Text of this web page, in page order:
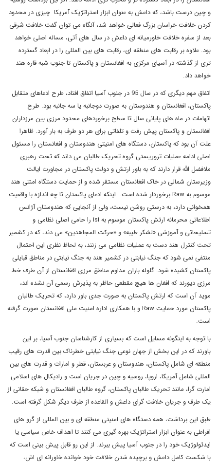
و چین درست باشد، که داعش به عنوان ابزار استراتژیک آمریکا چیزی در محدود
کردن خلافت خراسان بزرگ فعالی خواهد شد، آنگاه می توان گفت خلافت شرقی
بعد از سفره خلافت خاورمیانه ای داعش در سال های آتی، مساله اصلی خواهد
بود. علاوه بر رقابت های منطقه ای، رقابت های بین المللی را در ابعاد گسترده
تری از گذشته در آسیای مرکزی به افغانستان و پاکستان تا جنوب شبه قاره هند
خواهد داد.
اتفاق مهم دیگری که در سال 95 در جنوب آسیا اتفاق افتاد، طرح ادعاهای متقابل
پاکستان، افغانستان و هندوستان به صورت دوجانبه یا سه جانبه بود. طرح
اتهامات در ماه های پایانی سال تا سطح برخوردهای محدود مرزی بین مرزداران
افغانستان و پاکستان پیش رفت و تلفاتی برای هر دو طرف به بار آورد. ظاهرا
علت آن بود که پاکستان، دستگاه های امنیتی هندوستان و افغانستان را مسئول
اصلی ادامه عملیات تروریستی گروه تحریک طالبان می داند که تحت رهبری
ملافضل الله قرار دارند که به باور ارتش و دولت پاکستان در مجاورت ایالت
وزیرستان شمالی در خاک افغانستان مستقر شده و از حمایت دستگاه امنتی هند
موسوم بهRawبرخوردار شده است. اینکه ادعای پاکستان تا چه اندازه با واقعیت
همخوانی دارد، به درستی روشن نیست، ولی از آنجایی که هندوستان آژانس
اطلاعاتی محرمانه ارتش پاکستان موسوم بهisi را حامی اصلی نظامی و
تسلیحاتی و آموزشی «لشکر طیبه» و «حرکت المجاهدین» می دند، که در کشمیر
تحت کنترل هند دست به عملیات نظامی می زنند، به لحاظ نظری این احتمال
منتفی نمی شود که جنگ نیابتی در کشمیر هند به جنگ نیابتی در مناطق قبایلی
پاکستان کشیده شود. گلوله باران مداوم مناطق مرزی افغانستان از آن طرف خط
مرزی دیورند که افغان ها هیچ مقطعی حاظر به پذیرش رسمی آن نشده اند،
موید آن است که ارتش پاکستان به صورت جدی باور دارد، که تحریک طالبان
پاکستان مورد حمایتRawو با همکاری اداره امنیت ملی افغانستان صورت گرفته
است.
با توجه به اینگونه مسایل است که بسیاری از کارشناسان جنوب آسیا، بر این
باورند که در این بخش از جهان نوعی جنگ نیابتی خطرناک بین قدرت های رقیب
منطقه ای شامل پاکستان، هندوستان و عربستان، قطر و امارات و قدرت های بین
المللی شامل آمریکا، اروپا، روسیه و چین در جریان است و رادیکال های اسلامی
امارت گرا، مانند تحریک طالبان پاکستان، گروه طالبان افغانستان و شبکه حقانی از
یک طرف و جریان خلافت گرای داعش و القاعده از طرف دیگر شکل گرفته است.
طبق این برداشت، همه دستگاه های امنیتی منطقه ای و بین المللی از گرو های
افراطی به عنوان ابزار استراتژیک بهره گیری می کنند تا اهداف خاص سیاسی یا
ایدئولوژیک خود را در جنوب آسیا پیش ببرند. از این رو قابل پیش بینی است که
با شکست کامل داعش و برچیده شدن خلافت خود خوانده خاورانه ای اش،